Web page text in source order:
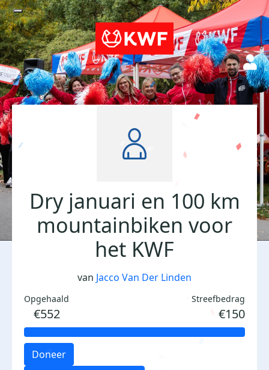
Dry januari en 100 km
mountainbiken voor
het KWF
van Jacco Van Der Linden
Opgehaald
€552
Streefbedrag
€150
Doneer